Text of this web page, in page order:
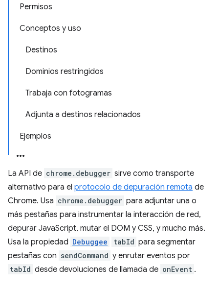
Permisos
Conceptos y uso
Destinos
Dominios restringidos
Trabaja con fotogramas
Adjunta a destinos relacionados
Ejemplos
La API de chrome.debugger sirve como transporte
alternativo para el protocolo de depuración remota de
Chrome. Usa chrome.debugger para adjuntar una o
más pestañas para instrumentar la interacción de red,
depurar JavaScript, mutar el DOM y CSS, y mucho más.
Usa la propiedad Debuggee tabId para segmentar
pestañas con sendCommand y enrutar eventos por
tabId desde devoluciones de llamada de onEvent .